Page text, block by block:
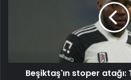
Beşiktaş'ın stoper